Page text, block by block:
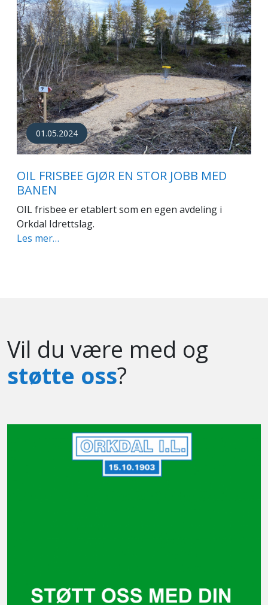
01.05.2024
OIL FRISBEE GJØR EN STOR JOBB MED
BANEN
OIL frisbee er etablert som en egen avdeling i
Orkdal Idrettslag.
Les mer…
Vil du være med og
støtte oss?